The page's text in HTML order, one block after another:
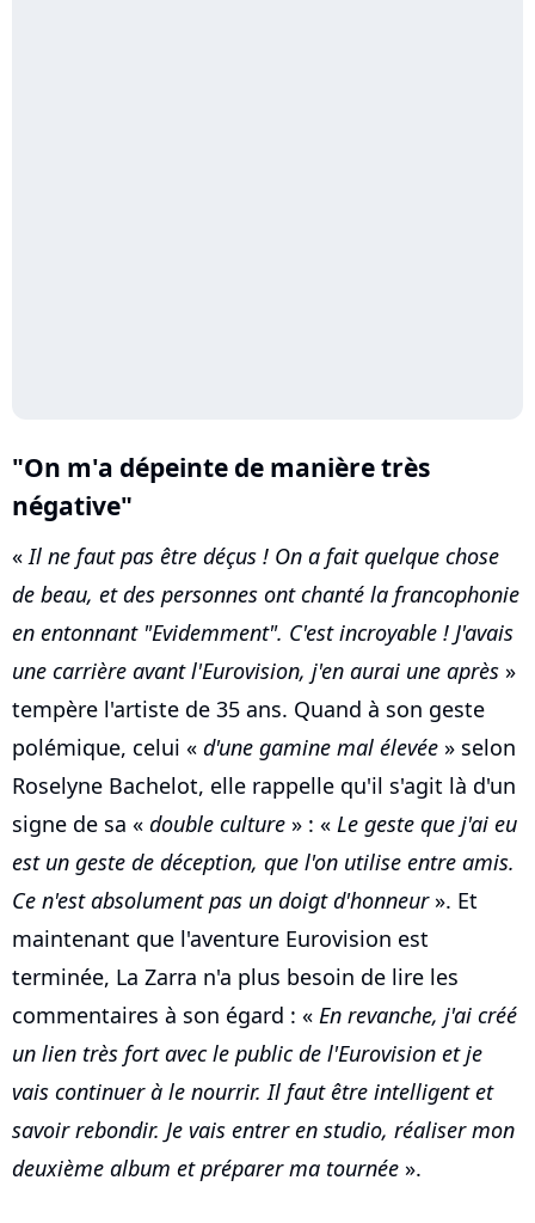
"On m'a dépeinte de manière très
négative"
«Il ne faut pas être déçus ! On a fait quelque chose
de beau, et des personnes ont chanté la francophonie
en entonnant "Evidemment". C'est incroyable ! J'avais
une carrière avant l'Eurovision, j'en aurai une après »
tempère l'artiste de 35 ans. Quand à son geste
polémique, celui « d'une gamine mal élevée » selon
Roselyne Bachelot, elle rappelle qu'il s'agit là d'un
signe de sa « double culture » : « Le geste que j'ai eu
est un geste de déception, que l'on utilise entre amis.
Ce n'est absolument pas un doigt d'honneur». Et
maintenant que l'aventure Eurovision est
terminée, La Zarra n'a plus besoin de lire les
commentaires à son égard : « En revanche, j'ai créé
un lien très fort avec le public de l'Eurovision et je
vais continuer à le nourrir. Il faut être intelligent et
savoir rebondir. Je vais entrer en studio, réaliser mon
deuxième album et préparer ma tournée ».